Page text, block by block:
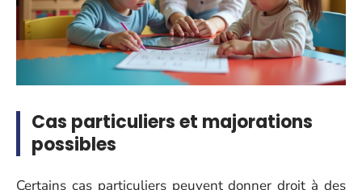
Cas particuliers et majorations
possibles
Certains cas particuliers peuvent donner droit à des